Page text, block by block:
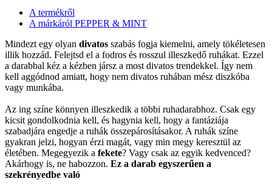
A termékről
A márkáról PEPPER & MINT
Mindezt egy olyan divatos szabás fogja kiemelni, amely tökéletesen
illik hozzád. Felejtsd el a fodros és rosszul illeszkedő ruhákat. Ezzel
a darabbal kéz a kézben jársz a most divatos trendekkel. Így nem
kell aggódnod amiatt, hogy nem divatos ruhában mész diszkóba
vagy munkába.
Az ing színe könnyen illeszkedik a többi ruhadarabhoz. Csak egy
kicsit gondolkodnia kell, és hagynia kell, hogy a fantáziája
szabadjára engedje a ruhák összepárosításakor. A ruhák színe
gyakran jelzi, hogyan érzi magát, vagy min megy keresztül az
életében. Megegyezik a fekete? Vagy csak az egyik kedvenced?
Akárhogy is, ne habozzon. Ez a darab egyszerűen a
szekrényedbe való